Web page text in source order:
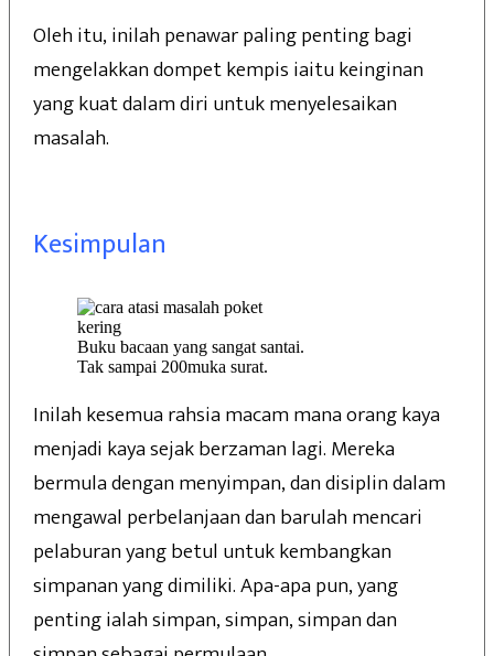
Oleh itu, inilah penawar paling penting bagi
mengelakkan dompet kempis iaitu keinginan
yang kuat dalam diri untuk menyelesaikan
masalah.
Kesimpulan
Buku bacaan yang sangat santai.
Tak sampai 200muka surat.
Inilah kesemua rahsia macam mana orang kaya
menjadi kaya sejak berzaman lagi. Mereka
bermula dengan menyimpan, dan disiplin dalam
mengawal perbelanjaan dan barulah mencari
pelaburan yang betul untuk kembangkan
simpanan yang dimiliki. Apa-apa pun, yang
penting ialah simpan, simpan, simpan dan